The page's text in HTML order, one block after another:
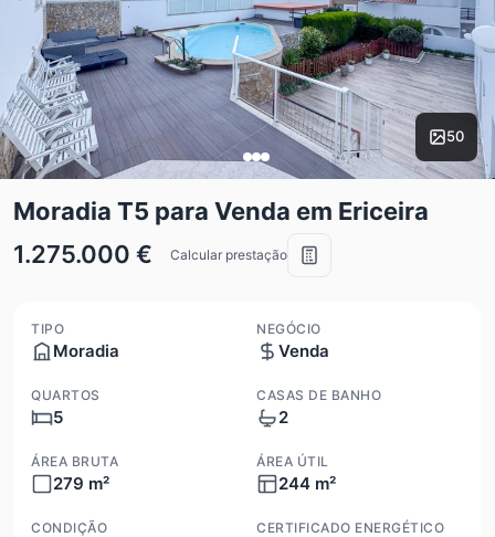
50
Moradia T5 para Venda em Ericeira
1.275.000 €
Calcular prestação
TIPO
Moradia
NEGÓCIO
Venda
QUARTOS
5
CASAS DE BANHO
2
ÁREA BRUTA
279 m²
ÁREA ÚTIL
244 m²
CONDIÇÃO
CERTIFICADO ENERGÉTICO